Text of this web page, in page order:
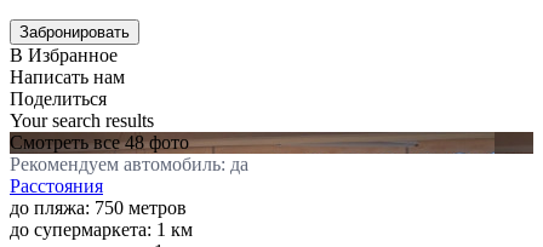
В Избранное
Написать нам
Поделиться
Your search results
Смотреть все 48 фото
Рекомендуем автомобиль: да
Расстояния
до пляжа: 750 метров
до супермаркета: 1 км